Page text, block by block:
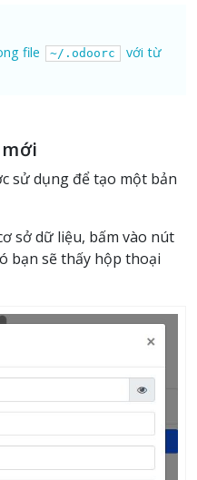
file ~/.odoorc
với từ
sử dụng để tạo một bản
sở dữ liệu, bấm vào nút
bạn sẽ thấy hộp thoại